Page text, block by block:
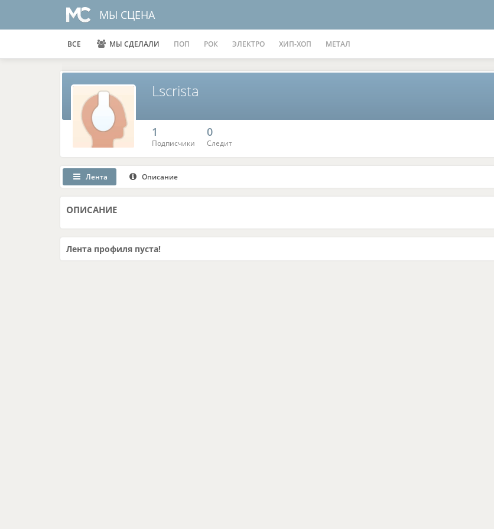
МЫ СЦЕНА
ВСЕ МЫ СДЕЛАЛИ ПОП РОК ЭЛЕКТРО ХИП-ХОП МЕТАЛ
Lscrista
1
Подписчики
0
Следит
Лента Описание
ОПИСАНИЕ
Лента профиля пуста!